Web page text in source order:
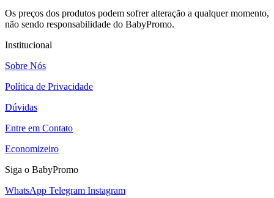
Os preços dos produtos podem sofrer alteração a qualquer momento,
não sendo responsabilidade do BabyPromo.
Institucional
Sobre Nós
Política de Privacidade
Dúvidas
Entre em Contato
Economizeiro
Siga o BabyPromo
WhatsApp Telegram Instagram